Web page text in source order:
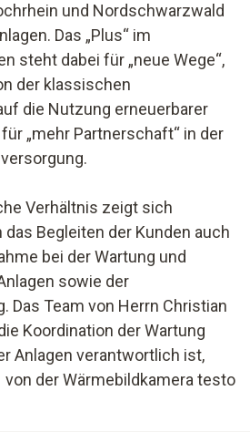
und Nordschwarzwald
Das „Plus“ im
steht dabei für „neue Wege“,
der klassischen
die Nutzung erneuerbarer
„mehr Partnerschaft“ in der
Verhältnis zeigt sich
Begleiten der Kunden auch
bei der Wartung und
sowie der
Das Team von Herrn Christian
Koordination der Wartung
Anlagen verantwortlich ist,
der Wärmebildkamera testo